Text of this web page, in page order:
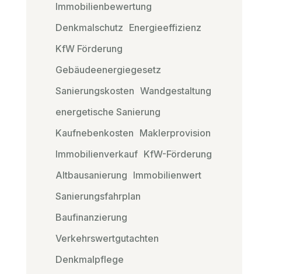
Immobilienbewertung
Denkmalschutz Energieeffizienz
KfW Förderung
Gebäudeenergiegesetz
Sanierungskosten Wandgestaltung
energetische Sanierung
Kaufnebenkosten Maklerprovision
Immobilienverkauf KfW-Förderung
Altbausanierung Immobilienwert
Sanierungsfahrplan
Baufinanzierung
Verkehrswertgutachten
Denkmalpflege